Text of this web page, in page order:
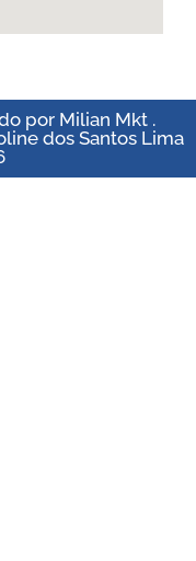
por Milian Mkt .
dos Santos Lima